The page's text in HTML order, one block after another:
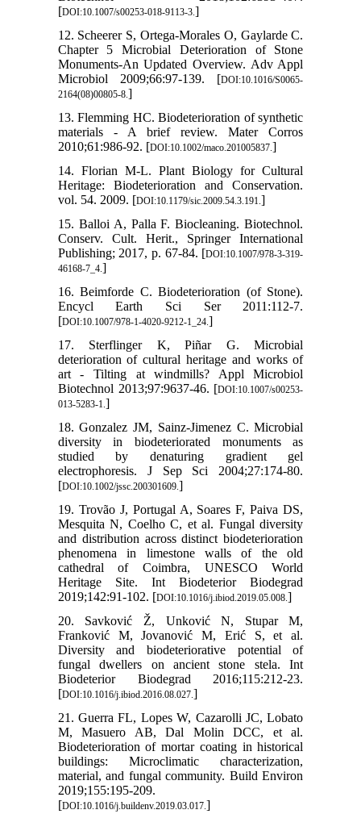
[DOI:10.1007/s00253-018-9113-3.]
12. Scheerer S, Ortega-Morales O, Gaylarde C.
Chapter 5 Microbial Deterioration of Stone
Monuments-An Updated Overview. Adv Appl
Microbiol 2009;66:97-139. [DOI:10.1016/S0065-
2164(08)00805-8.]
13. Flemming HC. Biodeterioration of synthetic
materials - A brief review. Mater Corros
2010;61:986-92. [DOI:10.1002/maco.201005837.]
14. Florian M-L. Plant Biology for Cultural
Heritage: Biodeterioration and Conservation.
vol. 54. 2009. [DOI:10.1179/sic.2009.54.3.191.]
15. Balloi A, Palla F. Biocleaning. Biotechnol.
Conserv. Cult. Herit., Springer International
Publishing; 2017, p. 67-84. [DOI:10.1007/978-3-319-
46168-7_4.]
16. Beimforde C. Biodeterioration (of Stone).
Encycl Earth Sci Ser 2011:112-7.
[DOI:10.1007/978-1-4020-9212-1_24.]
17. Sterflinger K, Piñar G. Microbial
deterioration of cultural heritage and works of
art - Tilting at windmills? Appl Microbiol
Biotechnol 2013;97:9637-46. [DOI:10.1007/s00253-
013-5283-1.]
18. Gonzalez JM, Sainz-Jimenez C. Microbial
diversity in biodeteriorated monuments as
studied by denaturing gradient gel
electrophoresis. J Sep Sci 2004;27:174-80.
[DOI:10.1002/jssc.200301609.]
19. Trovão J, Portugal A, Soares F, Paiva DS,
Mesquita N, Coelho C, et al. Fungal diversity
and distribution across distinct biodeterioration
phenomena in limestone walls of the old
cathedral of Coimbra, UNESCO World
Heritage Site. Int Biodeterior Biodegrad
2019;142:91-102. [DOI:10.1016/j.ibiod.2019.05.008.]
20. Savković Ž, Unković N, Stupar M,
Franković M, Jovanović M, Erić S, et al.
Diversity and biodeteriorative potential of
fungal dwellers on ancient stone stela. Int
Biodeterior Biodegrad 2016;115:212-23.
[DOI:10.1016/j.ibiod.2016.08.027.]
21. Guerra FL, Lopes W, Cazarolli JC, Lobato
M, Masuero AB, Dal Molin DCC, et al.
Biodeterioration of mortar coating in historical
buildings: Microclimatic characterization,
material, and fungal community. Build Environ
2019;155:195-209.
[DOI:10.1016/j.buildenv.2019.03.017.]